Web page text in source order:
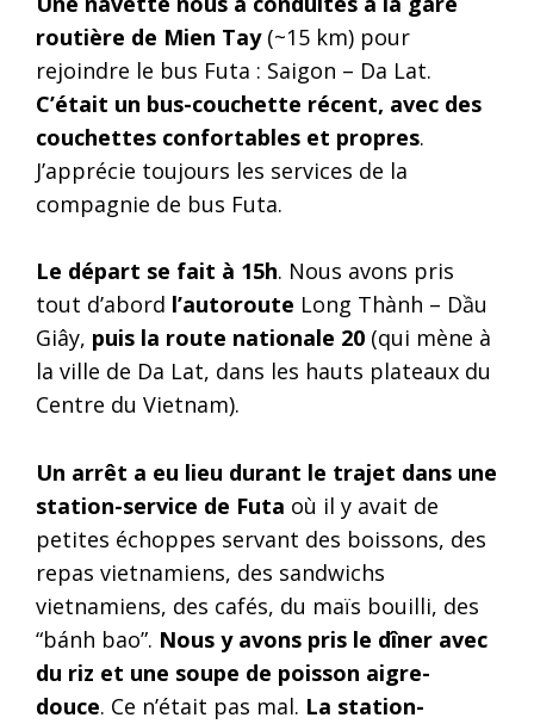
routière de Mien Tay(~15 km) pour
rejoindre le bus Futa : Saigon – Da Lat.
C’était un bus-couchette récent, avec des
couchettes confortables et propres.
J’apprécie toujours les services de la
compagnie de bus Futa.
Le départ se fait à 15h. Nous avons pris
tout d’abord l’autoroute Long Thành – Dầu
Giây, puis la route nationale 20 (qui mène à
la ville de Da Lat, dans les hauts plateaux du
Centre du Vietnam).
Un arrêt a eu lieu durant le trajet dans une
station-service de Futa où il y avait de
petites échoppes servant des boissons, des
repas vietnamiens, des sandwichs
vietnamiens, des cafés, du maïs bouilli, des
“bánh bao”. Nous y avons pris le dîner avec
du riz et une soupe de poisson aigre-
douce. Ce n’était pas mal. La station-